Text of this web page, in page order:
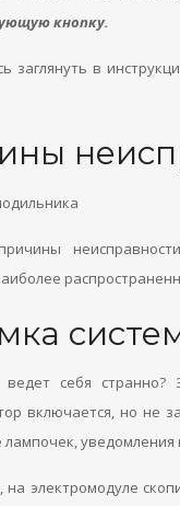
кнопку.
заглянуть в
ведет себя странно?
включается, но не
лампочек, уведомления
на электромодуле